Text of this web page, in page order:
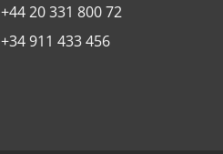
+44 20 331 800 72
+34 911 433 456